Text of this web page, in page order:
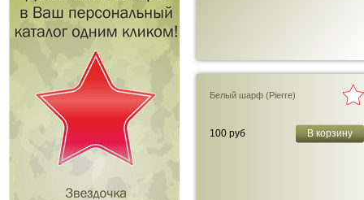
Белый шарф (Pierre)
100 руб В корзину